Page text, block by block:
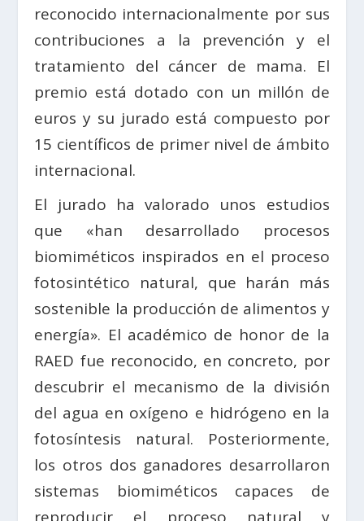
reconocido internacionalmente por sus
contribuciones a la prevención y el
tratamiento del cáncer de mama. El
premio está dotado con un millón de
euros y su jurado está compuesto por
15 científicos de primer nivel de ámbito
internacional.
El jurado ha valorado unos estudios
que «han desarrollado procesos
biomiméticos inspirados en el proceso
fotosintético natural, que harán más
sostenible la producción de alimentos y
energía». El académico de honor de la
RAED fue reconocido, en concreto, por
descubrir el mecanismo de la división
del agua en oxígeno e hidrógeno en la
fotosíntesis natural. Posteriormente,
los otros dos ganadores desarrollaron
sistemas biomiméticos capaces de